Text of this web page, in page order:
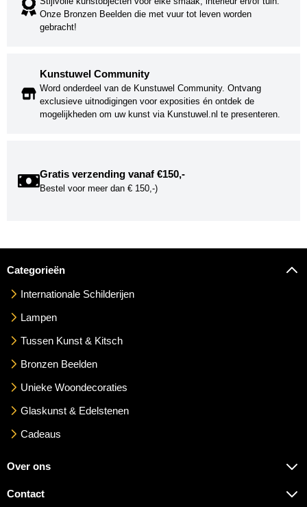
Onze Bronzen Beelden die met vuur tot leven worden
gebracht!
Kunstuwel Community
Word onderdeel van de Kunstuwel Community. Ontvang
exclusieve uitnodigingen voor exposities én ontdek de
mogelijkheden om uw kunst via Kunstuwel.nl te presenteren.
Gratis verzending vanaf €150,-
Bestel voor meer dan € 150,-)
Categorieën
Internationale Schilderijen
Lampen
Tussen Kunst & Kitsch
Bronzen Beelden
Unieke Woondecoraties
Glaskunst & Edelstenen
Cadeaus
Over ons
Contact